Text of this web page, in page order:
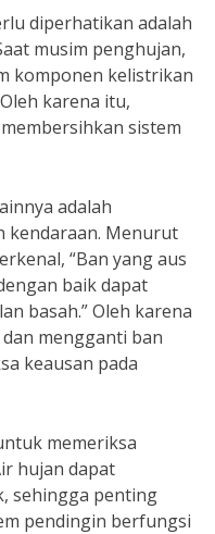
diperhatikan adalah
musim penghujan,
komponen kelistrikan
karena itu,
sistem
adalah
kendaraan. Menurut
“Ban yang aus
baik dapat
basah.” Oleh karena
mengganti ban
keausan pada
memeriksa
hujan dapat
sehingga penting
pendingin berfungsi